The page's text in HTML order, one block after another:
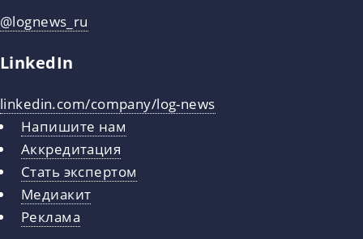
@lognews_ru
LinkedIn
linkedin.com/company/log-news
Напишите нам
Аккредитация
Стать экспертом
Медиакит
Реклама